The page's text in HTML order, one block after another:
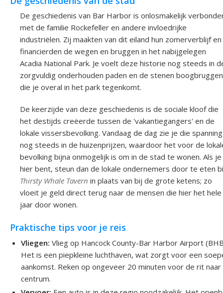
De geschiedenis van Bar Harbor is onlosmakelijk
met de familie Rockefeller en andere invloedrijke
industriëlen. Zij maakten van dit eiland hun zomerverblijf en
financierden de wegen en bruggen in het nabijgelegen
Acadia National Park. Je voelt deze historie nog steeds in
zorgvuldig onderhouden paden en de stenen boogbruggen
die je overal in het park tegenkomt.
De keerzijde van deze geschiedenis is de sociale kloof die
het destijds creëerde tussen de 'vakantiegangers' en de
lokale vissersbevolking. Vandaag de dag zie je die spanning
nog steeds in de huizenprijzen, waardoor het voor de
bevolking bijna onmogelijk is om in de stad te wonen. Als je
hier bent, steun dan de lokale ondernemers door te eten
Thirsty Whale Tavern in plaats van bij de grote ketens; zo
vloeit je geld direct terug naar de mensen die hier het hele
jaar door wonen.
Praktische tips voor je reis
Vliegen: Vlieg op Hancock County-Bar Harbor Airport
Het is een piepkleine luchthaven, wat zorgt voor een
aankomst. Reken op ongeveer 20 minuten voor de rit
centrum.